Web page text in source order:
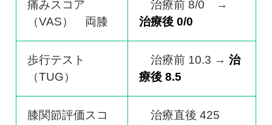
痛みスコア
（VAS） 両膝
治療前 8/0 →
治療後 0/0
歩行テスト
（TUG）
治療前 10.3 → 治
療後 8.5
膝関節評価スコ
治療直後 425